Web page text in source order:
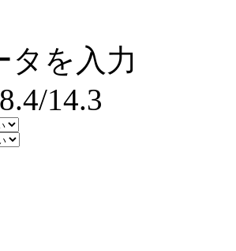
タを入力
8.4/14.3